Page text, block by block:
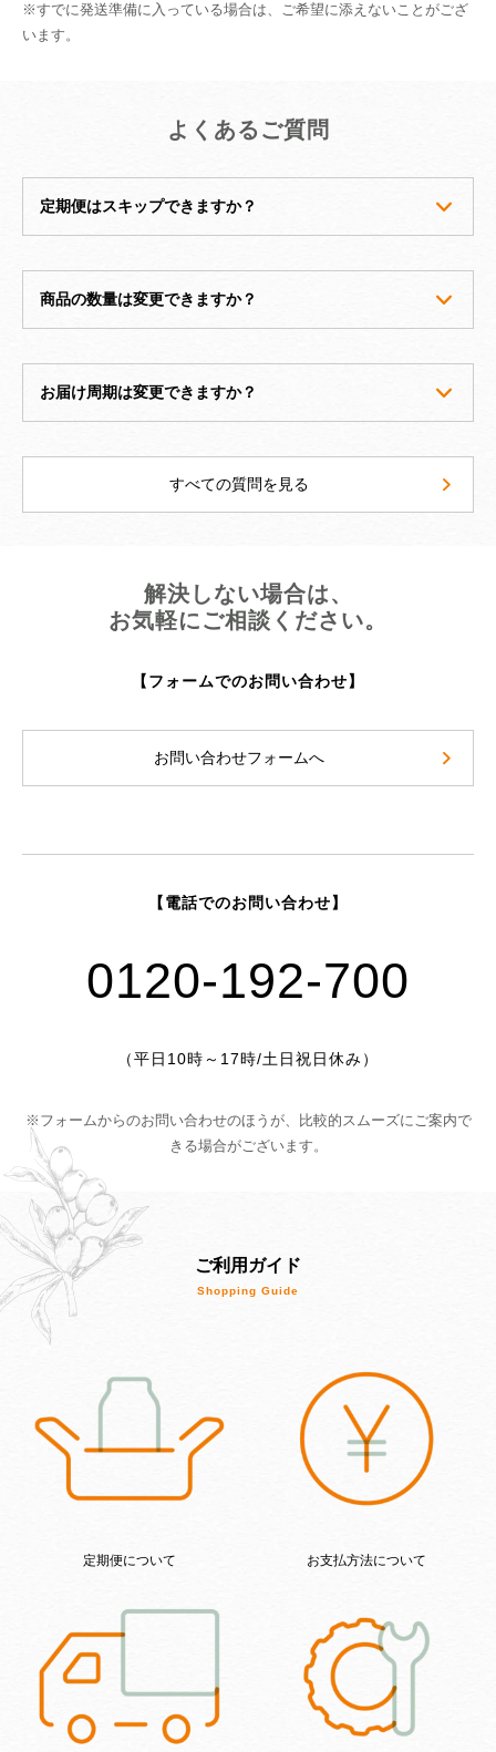
※すでに発送準備に入っている場合は、ご希望に添えないことがござ
います。
よくあるご質問
定期便はスキップできますか？
商品の数量は変更できますか？
お届け周期は変更できますか？
すべての質問を見る
解決しない場合は、
お気軽にご相談ください。
【フォームでのお問い合わせ】
お問い合わせフォームへ
【電話でのお問い合わせ】
0120-192-700
（平日10時～17時/土日祝日休み）
※フォームからのお問い合わせのほうが、比較的スムーズにご案内で
きる場合がございます。
ご利用ガイド
定期便について お支払方法について